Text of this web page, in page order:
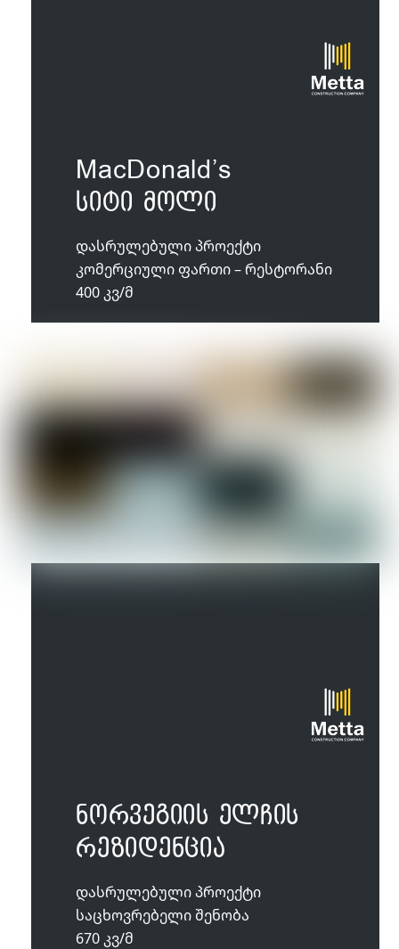
MacDonald’s
სიტი მოლი
დასრულებული პროექტი
კომერციული ფართი – რესტორანი
400 კვ/მ
ნორვეგიის ელჩის
რეზიდენცია
დასრულებული პროექტი
საცხოვრებელი შენობა
670 კვ/მ